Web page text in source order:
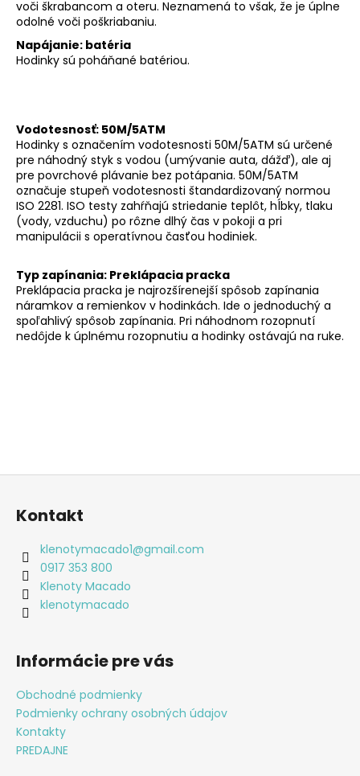
voči škrabancom a oteru. Neznamená to však, že je úplne
odolné voči poškriabaniu.
Napájanie: batéria
Hodinky sú poháňané batériou.
Vodotesnosť: 50M/5ATM
Hodinky s označením vodotesnosti 50M/5ATM sú určené
pre náhodný styk s vodou (umývanie auta, dážď), ale aj
pre povrchové plávanie bez potápania. 50M/5ATM
označuje stupeň vodotesnosti štandardizovaný normou
ISO 2281. ISO testy zahŕňajú striedanie teplôt, hĺbky, tlaku
(vody, vzduchu) po rôzne dlhý čas v pokoji a pri
manipulácii s operatívnou časťou hodiniek.
Typ zapínania: Preklápacia pracka
Preklápacia pracka je najrozšírenejší spôsob zapínania
náramkov a remienkov v hodinkách. Ide o jednoduchý a
spoľahlivý spôsob zapínania. Pri náhodnom rozopnutí
nedôjde k úplnému rozopnutiu a hodinky ostávajú na ruke.
Z
Kontakt
klenotymacado1@gmail.com
0917 353 800
Klenoty Macado
klenotymacado
Informácie pre vás
Obchodné podmienky
Podmienky ochrany osobných údajov
Kontakty
PREDAJNE